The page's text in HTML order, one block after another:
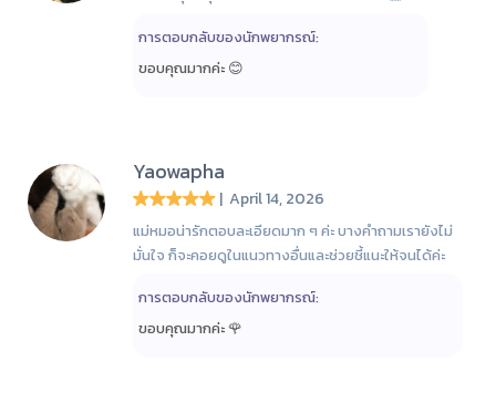
การตอบกลับของนักพยากรณ์:
ขอบคุณมากค่ะ 😊
Yaowapha
| April 14, 2026
แม่หมอน่ารักตอบละเอียดมาก ๆ ค่ะ บางคำถามเรายังไม่
มั่นใจ ก็จะคอยดูในแนวทางอื่นและช่วยชี้แนะให้จนได้ค่ะ
การตอบกลับของนักพยากรณ์:
ขอบคุณมากค่ะ 🌹